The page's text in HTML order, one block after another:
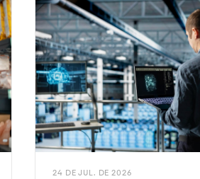
24 DE JUL. DE 2026